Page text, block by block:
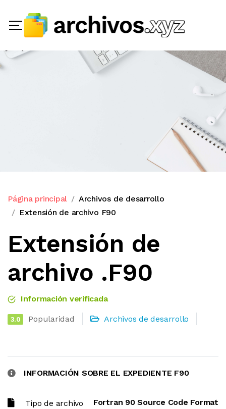
Página principal
Archivos de desarrollo
Extensión de archivo F90
Extensión de
archivo .F90
Información verificada
3.0 Popularidad Archivos de desarrollo
INFORMACIÓN SOBRE EL EXPEDIENTE F90
Tipo de archivo Fortran 90 Source Code Format